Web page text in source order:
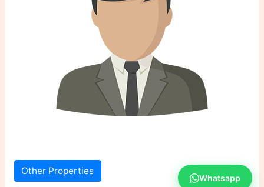
Other Properties
Whatsapp